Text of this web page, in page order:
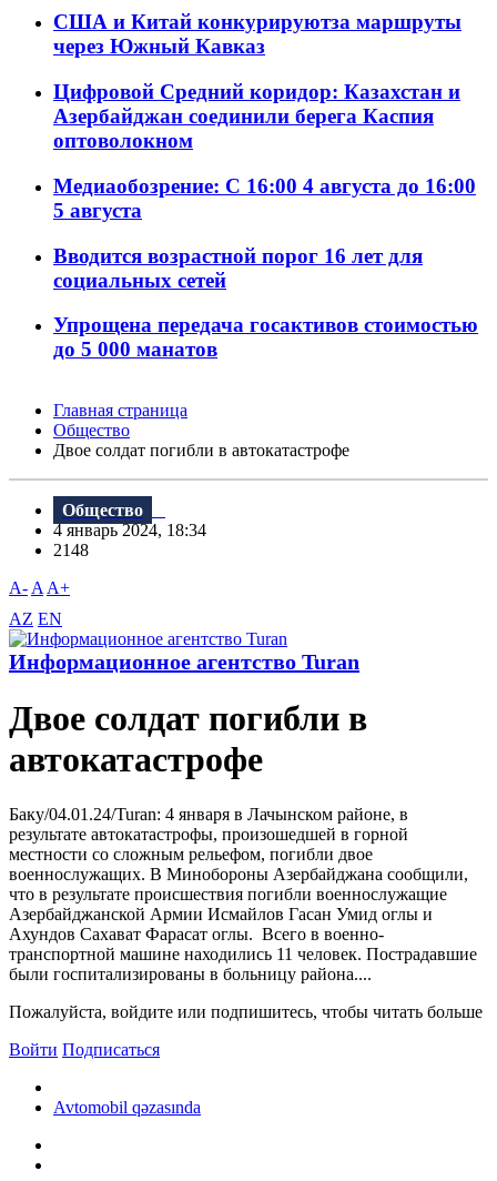
США и Китай конкурируютза маршруты
через Южный Кавказ
Цифровой Средний коридор: Казахстан и
Азербайджан соединили берега Каспия
оптоволокном
Медиаобозрение: С 16:00 4 августа до 16:00
5 августа
Вводится возрастной порог 16 лет для
социальных сетей
Упрощена передача госактивов стоимостью
до 5 000 манатов
Главная страница
Общество
Двое солдат погибли в автокатастрофе
Общество
4 январь 2024, 18:34
2148
A- A A+
AZ EN
Информационное агентство Turan
Двое солдат погибли в
автокатастрофе
Баку/04.01.24/Turan: 4 января в Лачынском районе, в
результате автокатастрофы, произошедшей в горной
местности со сложным рельефом, погибли двое
военнослужащих. В Минобороны Азербайджана сообщили,
что в результате происшествия погибли военнослужащие
Азербайджанской Армии Исмайлов Гасан Умид оглы и
Ахундов Сахават Фарасат оглы. Всего в военно-
транспортной машине находились 11 человек. Пострадавшие
были госпитализированы в больницу района....
Пожалуйста, войдите или подпишитесь, чтобы читать больше
Войти Подписаться
Avtomobil qəzasında